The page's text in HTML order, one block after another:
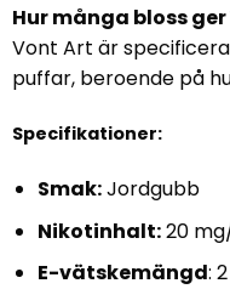
Hur många bloss
Vont Art är
puffar, beroende på
Specifikationer:
Smak:Jordgubb
Nikotinhalt:20
E-vätskemängd: